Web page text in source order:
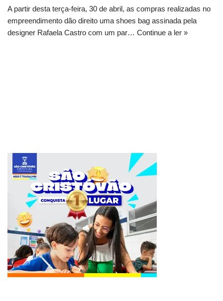
A partir desta terça-feira, 30 de abril, as compras realizadas no
empreendimento dão direito uma shoes bag assinada pela
designer Rafaela Castro com um par… Continue a ler »